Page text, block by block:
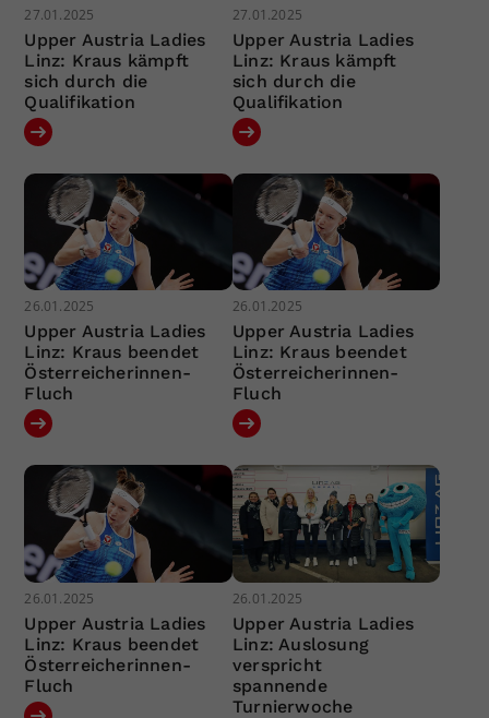
27.01.2025
Upper Austria Ladies
Linz: Kraus kämpft
sich durch die
Qualifikation
27.01.2025
Upper Austria Ladies
Linz: Kraus kämpft
sich durch die
Qualifikation
26.01.2025
Upper Austria Ladies
Linz: Kraus beendet
Österreicherinnen-
Fluch
26.01.2025
Upper Austria Ladies
Linz: Kraus beendet
Österreicherinnen-
Fluch
26.01.2025
Upper Austria Ladies
Linz: Kraus beendet
Österreicherinnen-
Fluch
26.01.2025
Upper Austria Ladies
Linz: Auslosung
verspricht
spannende
Turnierwoche